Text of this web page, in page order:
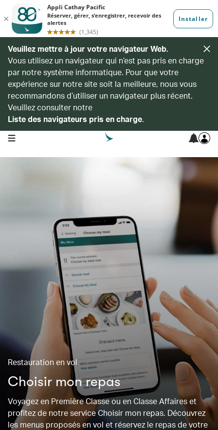
Veuillez mettre à jour votre navigateur Web.
Vous utilisez un navigateur qui n’est pas pris en charge
par notre système informatique. Pour que votre
expérience sur notre site soit la meilleure, nous vous
recommandons d’utiliser un navigateur plus récent.
Veuillez consulter notre
Liste des navigateurs pris en charge.
open navigation menu
Restauration en vol
Choisir mon repas
Voyagez en Première Classe ou en Classe Affaires et
profitez de notre service Choisir mon repas. Découvrez
les menus proposés en vol et réservez le repas de votre